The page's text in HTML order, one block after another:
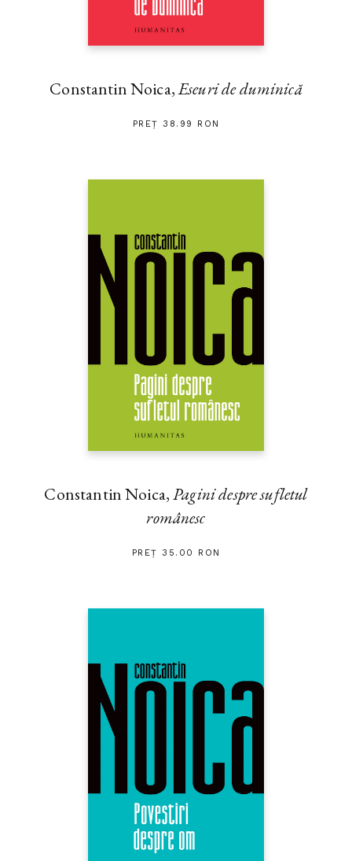
Constantin Noica,Eseuri de duminică
PREȚ 38.99 RON
Constantin Noica,Pagini despre sufletul
românesc
PREȚ 35.00 RON